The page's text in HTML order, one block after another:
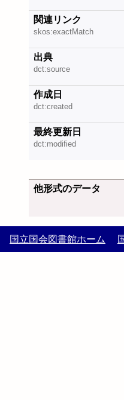
関連リンク
skos:exactMatch
出典
dct:source
作成日
dct:created
最終更新日
dct:modified
他形式のデータ
国立国会図書館ホーム